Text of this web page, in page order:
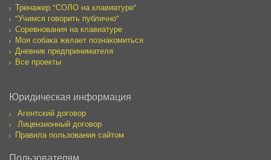
Тренажер "СОЛО на клавиатуре"
"Учимся говорить публично"
Соревнования на клавиатуре
Моя собака желает познакомиться
Дневник предпринимателя
Все проекты
Юридическая информация
Агентский договор
Лицензионный договор
Правила пользования сайтом
Пользователям